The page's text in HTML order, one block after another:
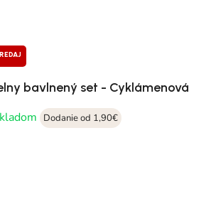
bavlnený set - Cyklámenová
Dodanie od 1,90€